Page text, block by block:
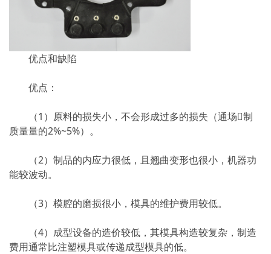
优点和缺陷
优点：
（1）原料的损失小，不会形成过多的损失（通场制
质量量的2%~5%）。
（2）制品的内应力很低，且翘曲变形也很小，机器功
能较波动。
（3）模腔的磨损很小，模具的维护费用较低。
（4）成型设备的造价较低，其模具构造较复杂，制造
费用通常比注塑模具或传递成型模具的低。